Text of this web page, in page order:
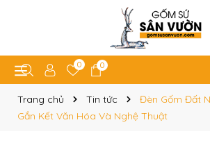
0 0
Trang chủ Tin tức
Đèn Gốm Đất
Gắn Kết Văn Hóa Và Nghệ Thuật